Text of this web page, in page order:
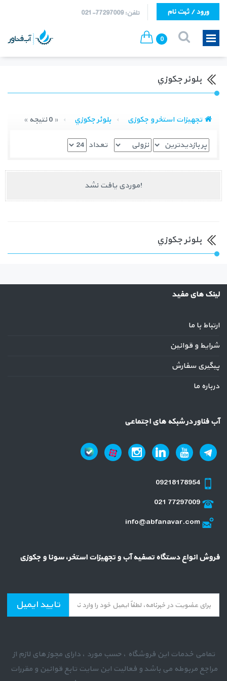
تلفن: 77297009-021 ورود / ثبت نام
0
بلوئر جكوزي
تجهیزات استخر و جکوزی بلوئر جكوزي « 0 نتیجه »
تعداد
موردی یافت نشد!
بلوئر جكوزي
لینک های مفید
ارتباط با ما
شرایط و قوانین
پیگیری سفارش
درباره ما
آب فناور در شبکه های اجتماعی
09218178954
021 77297009
info@abfanavar.com
فروش انواع دستگاه تصفیه آب و تجهیزات استخر، سونا و جکوزی
تایید ایمیل
تمامی خدمات این فروشگاه ، حسب مورد ، دارای مجوز های لازم از
مراجع مربوطه می باشد و فعالیت این سایت تابع قوانین و مقررات